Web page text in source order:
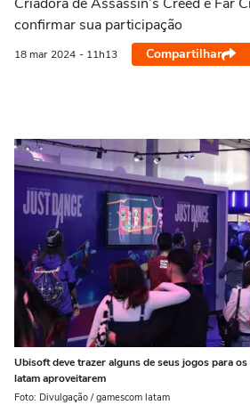
confirmar sua participação
18 mar 2024 - 11h13 Compartilhar
Ubisoft deve trazer alguns de seus jogos para
latam aproveitarem
Foto: Divulgação / gamescom latam